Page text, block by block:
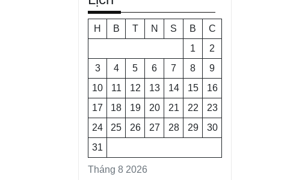
Tháng 8 2026
H B T N S B
C
1
2
3
4 5 6 7 8
9
10
11 12 13 14 15
16
17
18 19 20 21 22
23
24
25 26 27 28 29
30
31